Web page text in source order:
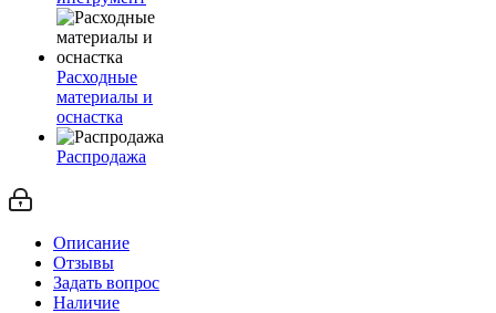
Расходные
материалы и
оснастка
Распродажа
Описание
Отзывы
Задать вопрос
Наличие